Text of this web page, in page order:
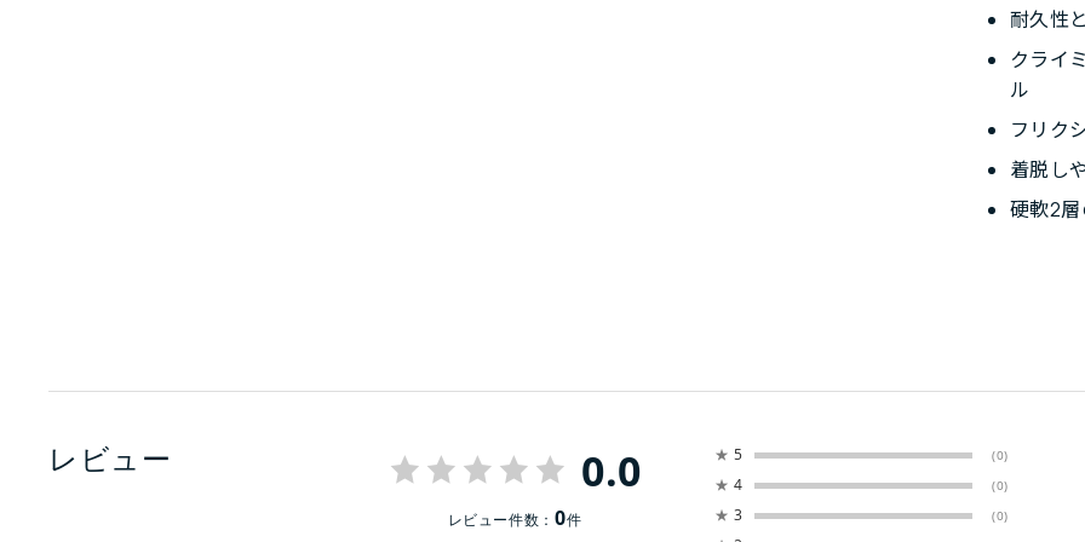
耐久性
クライ
ル
フリク
着脱し
硬軟2
レビュー 0.0
レビュー件数：0件
★ 5 (0)
★ 4 (0)
★ 3 (0)